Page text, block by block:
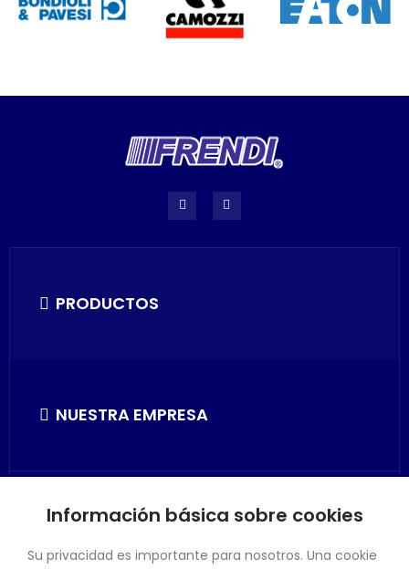
PRODUCTOS
NUESTRA EMPRESA
SU CUENTA
Información básica sobre cookies
Su privacidad es importante para nosotros. Una cookie